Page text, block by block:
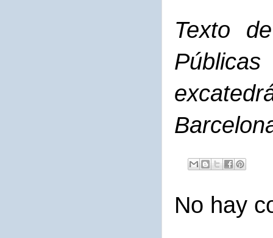
Texto
No hay